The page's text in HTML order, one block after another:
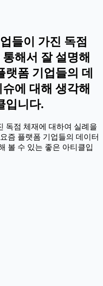
들이 가진 독점
해서 잘 설명해
랫폼 기업들의 데
에 대해 생각해
입니다.
독점 체재에 대하여 실례을
즘 플랫폼 기업들의 데이터
볼 수 있는 좋은 아티클입